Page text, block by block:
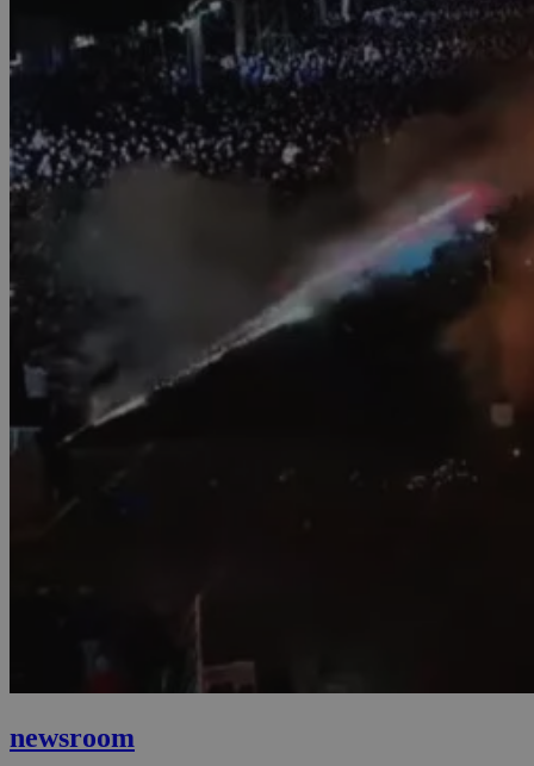
newsroom